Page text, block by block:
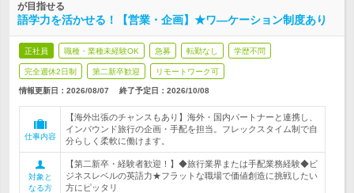
が目指せる
語学力を活かせる！【営業・企画】★ワ―ケーション制度あり
正社員 職種・業種未経験OK 急募 転勤なし 学歴不問
完全週休2日制 第二新卒歓迎 リモートワーク可
情報更新日：2026/08/07 終了予定日： 2026/10/08
仕事内容
【海外出張のチャンスもあり】海外・国内パートナーと連携し、
インバウンド旅行の企画・手配を担当。フレックスタイム制で自
分らしく柔軟に働けます。
対象と
なる方
【第二新卒・経験者歓迎！】◆旅行業界または手配業務経験◆ビ
ジネスレベルの英語力★フラットな職場で価値創造に挑戦したい
方にピッタリ